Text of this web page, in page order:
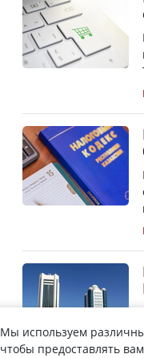
Мы используем
чтобы предоставлять